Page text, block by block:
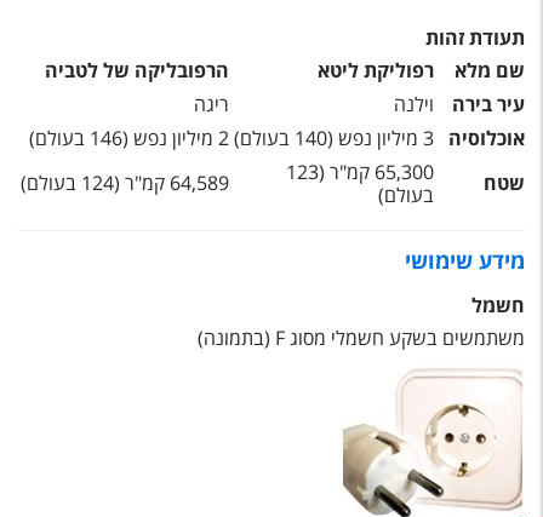
טיולים מאורגנים
סגנונות טיול
חבילות נופש
הרגע האחרון
טיסות לחו"ל
מלונות בחו"ל
Русский
קרוז
מגזין אשת
תעודת זהות
שם מלא
רפוליקת ליטא
הרפובליקה של לטביה
עיר בירה
וילנה
ריגה
אוכלוסיה 3 מיליון נפש (140 בעולם)
2 מיליון נפש (146 בעולם)
שטח
65,300 קמ"ר (123
בעולם)
64,589 קמ"ר (124 בעולם)
מידע שימושי
חשמל
משתמשים בשקע חשמלי מסוגF (בתמונה)